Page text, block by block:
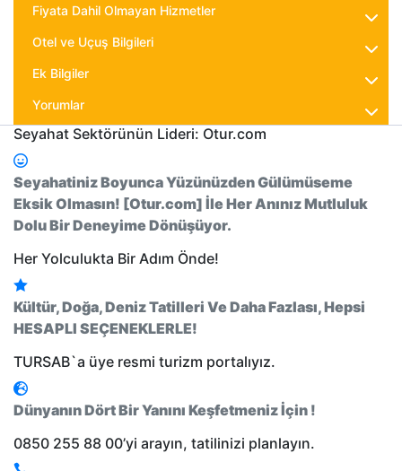
Fiyata Dahil Olmayan Hizmetler
Otel ve Uçuş Bilgileri
Ek Bilgiler
Yorumlar
Seyahat Sektörünün Lideri: Otur.com
Seyahatiniz Boyunca Yüzünüzden Gülümüseme
Eksik Olmasın! [Otur.com] İle Her Anınız Mutluluk
Dolu Bir Deneyime Dönüşüyor.
Her Yolculukta Bir Adım Önde!
Kültür, Doğa, Deniz Tatilleri Ve Daha Fazlası, Hepsi
HESAPLI SEÇENEKLERLE!
TURSAB`a üye resmi turizm portalıyız.
Dünyanın Dört Bir Yanını Keşfetmeniz İçin !
0850 255 88 00’yi arayın, tatilinizi planlayın.